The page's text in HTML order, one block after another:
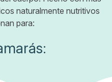
naturalmente nutritivos
para: